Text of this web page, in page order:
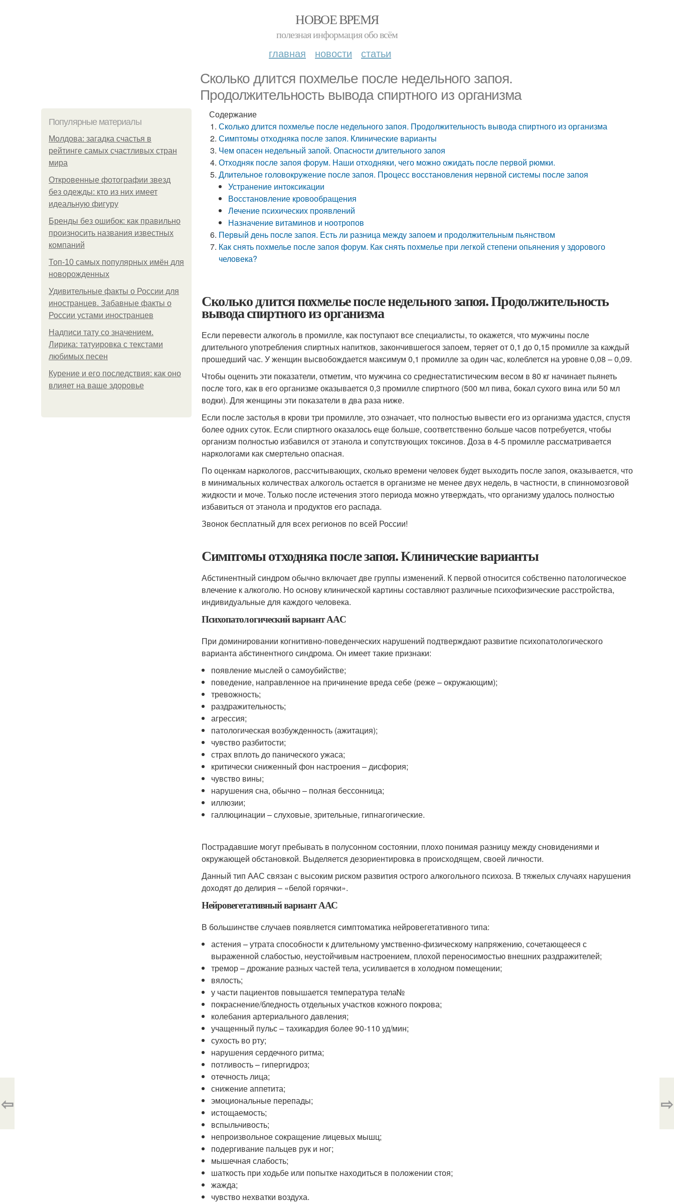
НОВОЕ ВРЕМЯ
полезная информация обо всём
главная новости статьи
Сколько длится похмелье после недельного запоя.
Продолжительность вывода спиртного из организма
Популярные материалы
Молдова: загадка счастья в
рейтинге самых счастливых стран
мира
Откровенные фотографии звезд
без одежды: кто из них имеет
идеальную фигуру
Бренды без ошибок: как правильно
произносить названия известных
компаний
Топ-10 самых популярных имён для
новорожденных
Удивительные факты о России для
иностранцев. Забавные факты о
России устами иностранцев
Надписи тату со значением.
Лирика: татуировка с текстами
любимых песен
Курение и его последствия: как оно
влияет на ваше здоровье
Содержание
Сколько длится похмелье после недельного запоя. Продолжительность вывода спиртного из организма
Симптомы отходняка после запоя. Клинические варианты
Чем опасен недельный запой. Опасности длительного запоя
Отходняк после запоя форум. Наши отходняки, чего можно ожидать после первой рюмки.
Длительное головокружение после запоя. Процесс восстановления нервной системы после запоя
Устранение интоксикации
Восстановление кровообращения
Лечение психических проявлений
Назначение витаминов и ноотропов
Первый день после запоя. Есть ли разница между запоем и продолжительным пьянством
Как снять похмелье после запоя форум. Как снять похмелье при легкой степени опьянения у здорового
человека?
Сколько длится похмелье после недельного запоя. Продолжительность
вывода спиртного из организма
Если перевести алкоголь в промилле, как поступают все специалисты, то окажется, что мужчины после
длительного употребления спиртных напитков, закончившегося запоем, теряет от 0,1 до 0,15 промилле за каждый
прошедший час. У женщин высвобождается максимум 0,1 промилле за один час, колеблется на уровне 0,08 – 0,09.
Чтобы оценить эти показатели, отметим, что мужчина со среднестатистическим весом в 80 кг начинает пьянеть
после того, как в его организме оказывается 0,3 промилле спиртного (500 мл пива, бокал сухого вина или 50 мл
водки). Для женщины эти показатели в два раза ниже.
Если после застолья в крови три промилле, это означает, что полностью вывести его из организма удастся, спустя
более одних суток. Если спиртного оказалось еще больше, соответственно больше часов потребуется, чтобы
организм полностью избавился от этанола и сопутствующих токсинов. Доза в 4-5 промилле рассматривается
наркологами как смертельно опасная.
По оценкам наркологов, рассчитывающих, сколько времени человек будет выходить после запоя, оказывается, что
в минимальных количествах алкоголь остается в организме не менее двух недель, в частности, в спинномозговой
жидкости и моче. Только после истечения этого периода можно утверждать, что организму удалось полностью
избавиться от этанола и продуктов его распада.
Звонок бесплатный для всех регионов по всей России!
Симптомы отходняка после запоя. Клинические варианты
Абстинентный синдром обычно включает две группы изменений. К первой относится собственно патологическое
влечение к алкоголю. Но основу клинической картины составляют различные психофизические расстройства,
индивидуальные для каждого человека.
Психопатологический вариант ААС
При доминировании когнитивно-поведенческих нарушений подтверждают развитие психопатологического
варианта абстинентного синдрома. Он имеет такие признаки:
появление мыслей о самоубийстве;
поведение, направленное на причинение вреда себе (реже – окружающим);
тревожность;
раздражительность;
агрессия;
патологическая возбужденность (ажитация);
чувство разбитости;
страх вплоть до панического ужаса;
критически сниженный фон настроения – дисфория;
чувство вины;
нарушения сна, обычно – полная бессонница;
иллюзии;
галлюцинации – слуховые, зрительные, гипнагогические.
Пострадавшие могут пребывать в полусонном состоянии, плохо понимая разницу между сновидениями и
окружающей обстановкой. Выделяется дезориентировка в происходящем, своей личности.
Данный тип ААС связан с высоким риском развития острого алкогольного психоза. В тяжелых случаях нарушения
доходят до делирия – «белой горячки».
Нейровегетативный вариант ААС
В большинстве случаев появляется симптоматика нейровегетативного типа:
астения – утрата способности к длительному умственно-физическому напряжению, сочетающееся с
выраженной слабостью, неустойчивым настроением, плохой переносимостью внешних раздражителей;
тремор – дрожание разных частей тела, усиливается в холодном помещении;
вялость;
у части пациентов повышается температура тела№
покраснение/бледность отдельных участков кожного покрова;
колебания артериального давления;
учащенный пульс – тахикардия более 90-110 уд/мин;
сухость во рту;
нарушения сердечного ритма;
потливость – гипергидроз;
отечность лица;
снижение аппетита;
эмоциональные перепады;
истощаемость;
вспыльчивость;
непроизвольное сокращение лицевых мышц;
подергивание пальцев рук и ног;
мышечная слабость;
шаткость при ходьбе или попытке находиться в положении стоя;
жажда;
чувство нехватки воздуха.
⇦ ⇨